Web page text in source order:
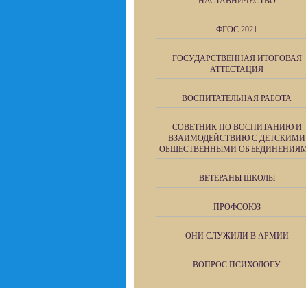
ФГОС 2021
ГОСУДАРСТВЕННАЯ ИТОГОВАЯ
АТТЕСТАЦИЯ
ВОСПИТАТЕЛЬНАЯ РАБОТА
СОВЕТНИК ПО ВОСПИТАНИЮ И
ВЗАИМОДЕЙСТВИЮ С ДЕТСКИМИ
ОБЩЕСТВЕННЫМИ
ВЕТЕРАНЫ ШКОЛЫ
ПРОФСОЮЗ
ОНИ СЛУЖИЛИ В АРМИИ
ВОПРОС ПСИХОЛОГУ